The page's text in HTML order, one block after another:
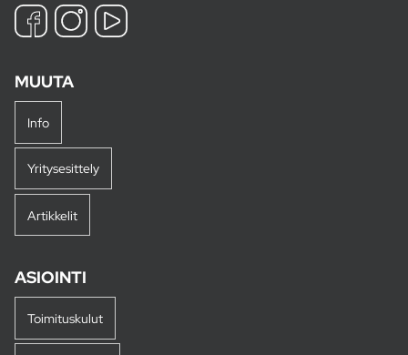
MUUTA
Info
Yritysesittely
Artikkelit
ASIOINTI
Toimituskulut